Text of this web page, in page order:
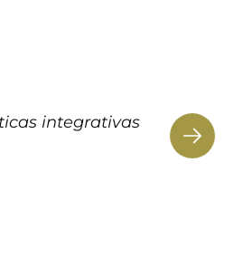
integrativas